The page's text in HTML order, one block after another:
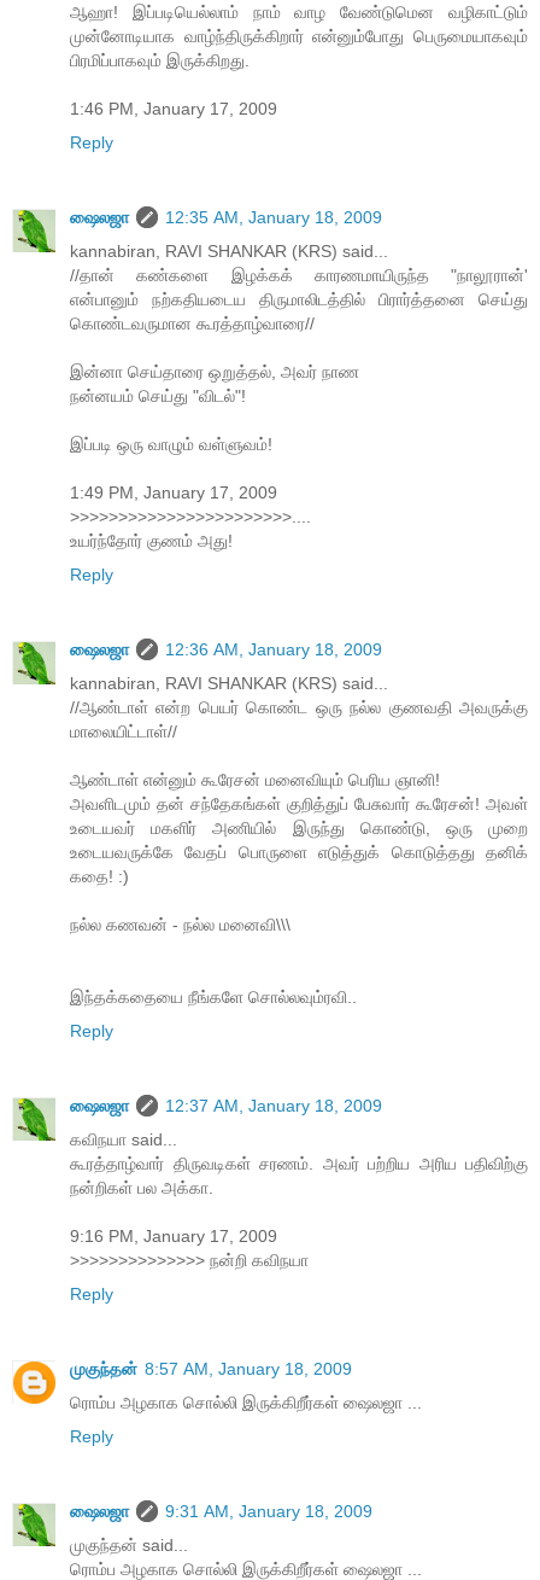
ஆஹா! இப்படியெல்லாம் நாம் வாழ வேண்டுமென வழிகாட்டும்
முன்னோடியாக வாழ்ந்திருக்கிறார் என்னும்போது பெருமையாகவும்
பிரமிப்பாகவும் இருக்கிறது.
1:46 PM, January 17, 2009
Reply
ஷைலஜா
12:35 AM, January 18, 2009
kannabiran, RAVI SHANKAR (KRS) said...
//தான் கண்களை இழக்கக் காரணமாயிருந்த "நாலூரான்'
என்பானும் நற்கதியடைய திருமாலிடத்தில் பிரார்த்தனை செய்து
கொண்டவருமான கூரத்தாழ்வாரை//
இன்னா செய்தாரை ஒறுத்தல், அவர் நாண
நன்னயம் செய்து "விடல்"!
இப்படி ஒரு வாழும் வள்ளுவம்!
1:49 PM, January 17, 2009
>>>>>>>>>>>>>>>>>>>>>>>....
உயர்ந்தோர் குணம் அது!
Reply
ஷைலஜா
12:36 AM, January 18, 2009
kannabiran, RAVI SHANKAR (KRS) said...
//ஆண்டாள் என்ற பெயர் கொண்ட ஒரு நல்ல குணவதி அவருக்கு
மாலையிட்டாள்//
ஆண்டாள் என்னும் கூரேசன் மனைவியும் பெரிய ஞானி!
அவளிடமும் தன் சந்தேகங்கள் குறித்துப் பேசுவார் கூரேசன்! அவள்
உடையவர் மகளிர் அணியில் இருந்து கொண்டு, ஒரு முறை
உடையவருக்கே வேதப் பொருளை எடுத்துக் கொடுத்தது தனிக்
கதை! :)
நல்ல கணவன் - நல்ல மனைவி\\\
இந்தக்கதையை நீங்களே சொல்லவும்ரவி..
Reply
ஷைலஜா
12:37 AM, January 18, 2009
கவிநயா said...
கூரத்தாழ்வார் திருவடிகள் சரணம். அவர் பற்றிய அரிய பதிவிற்கு
நன்றிகள் பல அக்கா.
9:16 PM, January 17, 2009
>>>>>>>>>>>>>> நன்றி கவிநயா
Reply
முகுந்தன் 8:57 AM, January 18, 2009
ரொம்ப அழகாக சொல்லி இருக்கிறீர்கள் ஷைலஜா ...
Reply
ஷைலஜா
9:31 AM, January 18, 2009
முகுந்தன் said...
ரொம்ப அழகாக சொல்லி இருக்கிறீர்கள் ஷைலஜா ...